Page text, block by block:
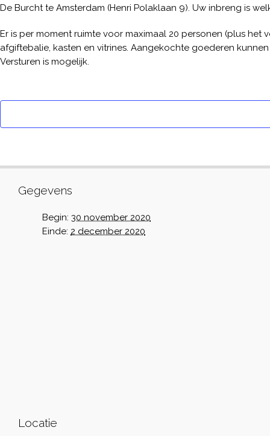
De Burcht te Amsterdam (Henri Polaklaan 9). Uw inbreng is
Er is per moment ruimte voor maximaal 20 personen (plus
afgiftebalie, kasten en vitrines. Aangekochte goederen
Versturen is mogelijk.
Gegevens
Begin: 30 november 2020
Einde: 2 december 2020
Locatie